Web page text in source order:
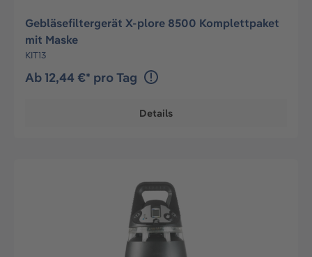
Gebläsefiltergerät X-plore 8500 Komplettpaket
mit Maske
KIT13
Ab 12,44 €* pro Tag
Details